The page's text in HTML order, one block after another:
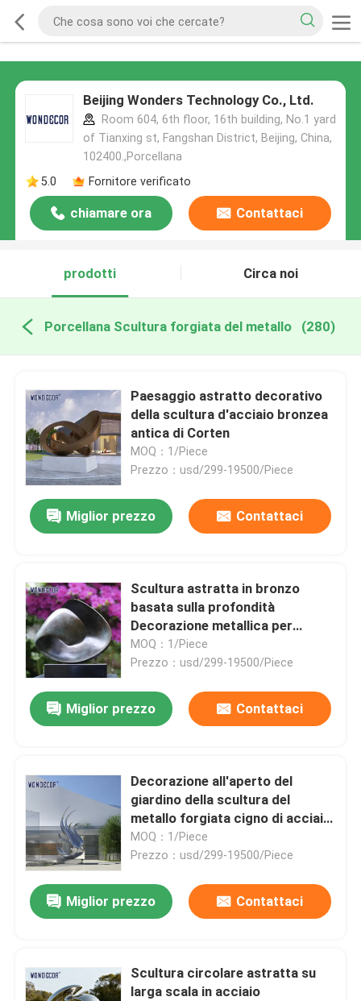
Beijing Wonders Technology Co., Ltd.
Room 604, 6th floor, 16th building, No.1 yard
of Tianxing st, Fangshan District, Beijing, China,
102400.,Porcellana
5.0
Fornitore verificato
chiamare ora Contattaci
prodotti Circa noi
Porcellana Scultura forgiata del metallo (280)
Paesaggio astratto decorativo
della scultura d'acciaio bronzea
antica di Corten
MOQ：1/Piece
Prezzo：usd/299-19500/Piece
Miglior prezzo Contattaci
Scultura astratta in bronzo
basata sulla profondità
Decorazione metallica per
giardini all'aperto
MOQ：1/Piece
Prezzo：usd/299-19500/Piece
Miglior prezzo Contattaci
Decorazione all'aperto del
giardino della scultura del
metallo forgiata cigno di acciaio
inossidabile
MOQ：1/Piece
Prezzo：usd/299-19500/Piece
Miglior prezzo Contattaci
Scultura circolare astratta su
larga scala in acciaio